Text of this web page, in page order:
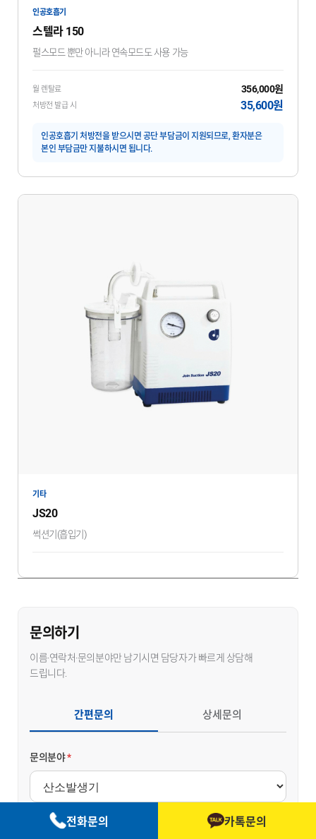
인공호흡기
스텔라 150
펄스모드 뿐만 아니라 연속모드도 사용 가능
월 렌탈료 356,000원
처방전 발급 시 35,600원
인공호흡기 처방전을 받으시면 공단 부담금이 지원되므로, 환자분은
본인 부담금만 지불하시면 됩니다.
기타
JS20
썩션기(흡입기)
문의하기
이름·연락처·문의분야만 남기시면 담당자가 빠르게 상담해
드립니다.
간편문의 상세문의
문의분야*
* 전화문의 카톡문의